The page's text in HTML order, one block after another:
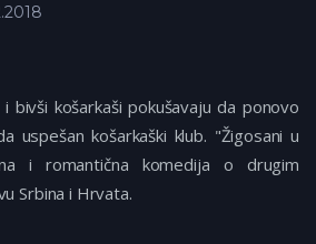
bivši košarkaši pokušavaju da ponovo
uspešan košarkaški klub. "Žigosani u
i romantična komedija o drugim
Srbina i Hrvata.